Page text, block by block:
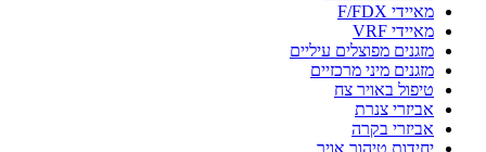
מאיידי F/FDX
מאיידי VRF
מזגנים מפוצלים עיליים
מזגנים מיני מרכזיים
טיפול באויר צח
אביזרי צנרת
אביזרי בקרה
יחידות טיהור אויר